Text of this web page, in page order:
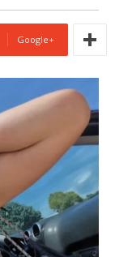
Google+